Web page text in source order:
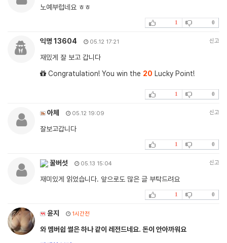
노예부럽네요 ㅎㅎ
1 0
익명 13604 05.12 17:21 신고
재밌게 잘 보고 갑니다
Congratulation! You win the 20 Lucky Point!
1 0
아체 05.12 19:09 신고
잘보고갑니다
1 0
꿀버섯 05.13 15:04 신고
재미있게 읽었습니다. 앞으로도 많은 글 부탁드려요
1 0
윤지 1시간전
와 멤버쉽 썰은 하나 같이 레전드네요. 돈이 안아까워요